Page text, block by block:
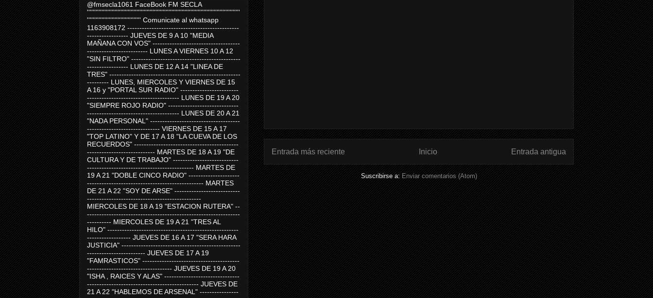
Entrada más reciente Entrada antigua
Inicio
Suscribirse a: Enviar comentarios (Atom)
@fmsecla1061 FaceBook FM SECLA
'''''''''''''''''''''''''''''''''''''''''''''''''''''''''''''''''''''''''''''''''''''''''''''''''''''''''
''''''''''''''''''''''''''''''''''''' Comunicate al whatsapp
1163908172 ----------------------------------------------
----------------- JUEVES DE 9 A 10 "MEDIA
MAÑANA CON VOS" ------------------------------------
------------------------- LUNES A VIERNES 10 A 12
"SIN FILTRO" ---------------------------------------------
----------------- LUNES DE 12 A 14 "LINEA DE
TRES" ------------------------------------------------------
--------- LUNES, MIERCOLES Y VIERNES DE 15
A 16 y "PORTAL SUR RADIO" ------------------------
-------------------------------------- LUNES DE 19 A 20
"SIEMPRE ROJO RADIO" -----------------------------
-------------------------------------- LUNES DE 20 A 21
"NADA PERSONAL" -------------------------------------
------------------------------ VIERNES DE 15 A 17
"TOP LATINO" Y DE 17 A 18 "LA CUEVA DE LOS
RECUERDOS" -------------------------------------------
---------------------------- MARTES DE 18 A 19 "DE
CULTURA Y DE TRABAJO" ---------------------------
-------------------------------------------- MARTES DE
19 A 21 "DOBLE CINCO RADIO" ---------------------
------------------------------------------------ MARTES
DE 21 A 22 "SOY DE ARSE" ---------------------------
-----------------------------------------------
MIERCOLES DE 18 A 19 "ESTACION RUTERA" --
---------------------------------------------------------------
---------- MIERCOLES DE 19 A 21 "TRES AL
HILO" ------------------------------------------------------
------------------ JUEVES DE 16 A 17 "SERA HARA
JUSTICIA" -------------------------------------------------
------------------------ JUEVES DE 17 A 19
"FAMRASTICOS" ----------------------------------------
----------------------------------- JUEVES DE 19 A 20
"ISHA , RAICES Y ALAS" -------------------------------
---------------------------------------------- JUEVES DE
21 A 22 "HABLEMOS DE ARSENAL" ----------------